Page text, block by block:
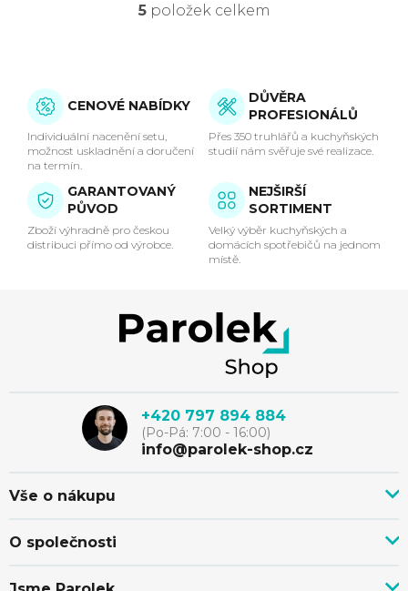
O
l
á
a
c
í
p
r
k
y
5položek celkem
CENOVÉ NABÍDKY
Individuální nacenění setu,
možnost uskladnění a doručení
na termín.
DŮVĚRA
PROFESIONÁLŮ
Přes 350 truhlářů a kuchyňských
studií nám svěřuje své realizace.
GARANTOVANÝ
PŮVOD
Zboží výhradně pro českou
distribuci přímo od výrobce.
NEJŠIRŠÍ
SORTIMENT
Velký výběr kuchyňských a
domácích spotřebičů na jednom
místě.
t
+420 797 894 884
(Po-Pá: 7:00 - 16:00)
info@parolek-shop.cz
Vše o nákupu
Doprava, platba a služby
O společnosti